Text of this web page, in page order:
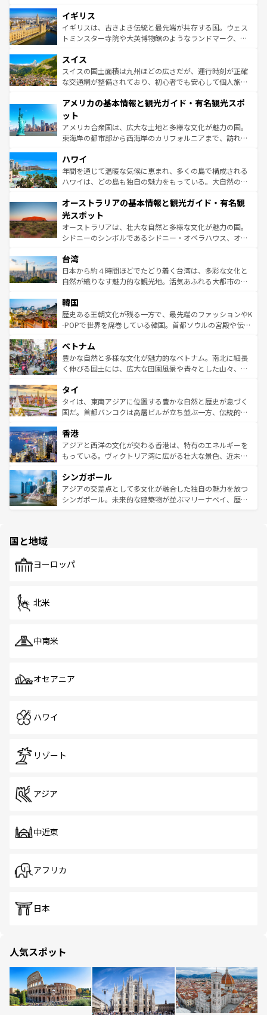
香り高いラベンダー畑など、多彩な楽しみ方が可能だ。さ
らに、パリ以外の地域にも魅力が溢れており、どの街角に
も豊かな歴史と文化が息づいている。パリ以外の個性あふ
を参照してほしい。
顔を持つこの国は、どこを歩いても飽きることがない。ベ
ルリンの文化的活気、バイエルン州のアルプスの絶景、そ
してライン川沿いのワイン畑といった風景は必見。ビール
は、お酒好きな人にはぜひ体験してほしい。 なお、新着の
ドイツ情報はコンテンツ一覧を参照してほしい。
イギリス
イギリスは、古きよき伝統と最先端が共存する国。ウェス
トミンスター寺院や大英博物館のようなランドマーク、歴
リアごとに異なる魅力がある。また、優雅なアフタヌーン
ティー、ビール好きにはたまらない英国パブ、サッカー観
戦など、本場だからこそできる体験も豊富。イギリスを旅
ンツ一覧を参照してほしい。
スイス
スイスの国土面積は九州ほどの広さだが、運行時刻が正確
な交通網が整備されており、初心者でも安心して個人旅行
の建物がそのまま残る町や、スイスならではのユニークな
博物館もあり、アルプス観光だけでなく町歩きも満喫する
ことができる。国民の所得が高いため物価も高いが、旅行
者向けの交通パス提供のサービスもあり、うまく活用すれ
着のスイス情報は
アメリカの基本情報と観光ガイド・有名観光スポ
ット
アメリカ合衆国は、広大な土地と多様な文化が魅力の国。
東海岸の都市部から西海岸のカリフォルニアまで、訪れる
のような巨大都市は、観光、ショッピング、エンターテイ
ンメントが詰まった刺激的なスポットだ。一方、アメリカ
西部には大自然が広がり、グランドキャニオンやイエロー
部のニューオーリンズでは、音楽と美食が融合した独特の
文化が魅力。旅行者はアメリカの各地域で異なる魅力を楽
しみながら、その多様性と豊かな歴史を感じることができ
るだろう。車でのロードトリップや列車の旅も、アメリカ
情報は
ハワイ
年間を通じて温暖な気候に恵まれ、多くの島で構成される
ハワイは、どの島も独自の魅力をもっている。大自然の神
ワイ島は見逃せない。また、定番の観光地といえばオアフ
島だが、静かな自然を求めるならマウイ島やカウアイ島が
おすすめ。エメラルドグリーンに輝く海をはじめ、豊かな
文化や歴史が息づいている。「アロハスピリット」と呼ば
人々、おいしいローカルフードやハワイアンミュージッ
ク、伝統的なフラダンスなど、すべてがハワイの魅力を彩
っている。訪れるたびに新しい発見と感動が待っているハ
はコンテンツ一覧
オーストラリアの基本情報と観光ガイド・有名観
光スポット
オーストラリアは、壮大な自然と多様な文化が魅力の国。
シドニーのシンボルであるシドニー・オペラハウス、オー
リアリーフや大陸中央部にそびえるウルル（エアーズロッ
ク）、タスマニアの美しい原生林やケアンズの熱帯雨林な
ど、見どころがたくさん。また、カフェやワイン、オージ
いる。アクティビティも充実しており、サーフィンやダイ
ビング、ハイキングなど、アウトドア好きにはたまらな
い。オーストラリアの多彩な魅力を存分に味わいつくそ
参照してほしい。
台湾
日本から約４時間ほどでたどり着く台湾は、多彩な文化と
自然が織りなす魅力的な観光地。活気あふれる大都市の台
ン）、静ひつな山岳地帯である台湾東部など、都市の喧騒
と山間の静けさが共存しており、訪れる人に新しい発見と
驚きをもたらしてくれる。また、奥深い台湾の食文化も魅
容にもいいと評判のスイーツなど、バラエティ豊かな料理
が味わえる。 なお、新着の台湾情報は コンテンツ一覧を参
照してほしい。
韓国
歴史ある王朝文化が残る一方で、最先端のファッションやK
-POPで世界を席巻している韓国。首都ソウルの宮殿や伝統
き、地方に足を延ばせば四季折々の自然美を楽しむことが
できる。そして、キムチや焼肉、絶品のストリートフード
まで、さまざまな韓国料理が待っている。夜には、韓国な
リティに包まれながら、韓国の多彩な魅力を心ゆくまで味
わってみてほしい。 なお、新着の韓国情報はコンテンツ一
覧を参照してほしい。
ベトナム
豊かな自然と多様な文化が魅力的なベトナム。南北に細長
く伸びる国土には、広大な田園風景や青々とした山々、世
急速な発展と共に伝統が息づく。ハノイの古い町並みやホ
ーチミン市のフランス統治時代の建物も、独特の雰囲気を
醸し出している。また、バラエティの豊かさとおいしさで
とつ。フォーやバインミー、ベトナムコーヒーなどは、ぜ
ひ現地で味わいたい。どの地域を訪れてもあたたかい人々
が旅行者を迎えてくれるので、きっと忘れられない旅にな
参照してほしい。
タイ
タイは、東南アジアに位置する豊かな自然と歴史が息づく
国だ。首都バンコクは高層ビルが立ち並ぶ一方、伝統的な
の活気が交差している。北部ではチェンマイなどの山岳地
帯で自然と触れ合い、南部ではプーケットやクラビの美し
いビーチでリゾート気分を楽しむことができる。タイ料理
激する。気候は一年中温暖で、どの季節にも異なる楽しみ
が待っている。親しみやすいタイの人々、仏教を中心とし
た文化、そして多様な観光資源が、訪れる旅人を魅了し続
香港
アジアと西洋の文化が交わる香港は、特有のエネルギーを
もっている。ヴィクトリア湾に広がる壮大な景色、近未来
み、どこを訪れても感動するはず。観光スポットが密集し
ており、効率よく見どころを回れるのも魅力。息をのむよ
うな絶景から文化的な体験まで、香港を存分に楽しみ尽く
シンガポール
アジアの交差点として多文化が融合した独自の魅力を放つ
シンガポール。未来的な建築物が並ぶマリーナベイ、歴史
で、ホーカーズは地元の風情を楽しめる外せないスポット
国と地域
ヨーロッパ
北米
中南米
オセアニア
ハワイ
リゾート
アジア
中近東
アフリカ
日本
人気スポット